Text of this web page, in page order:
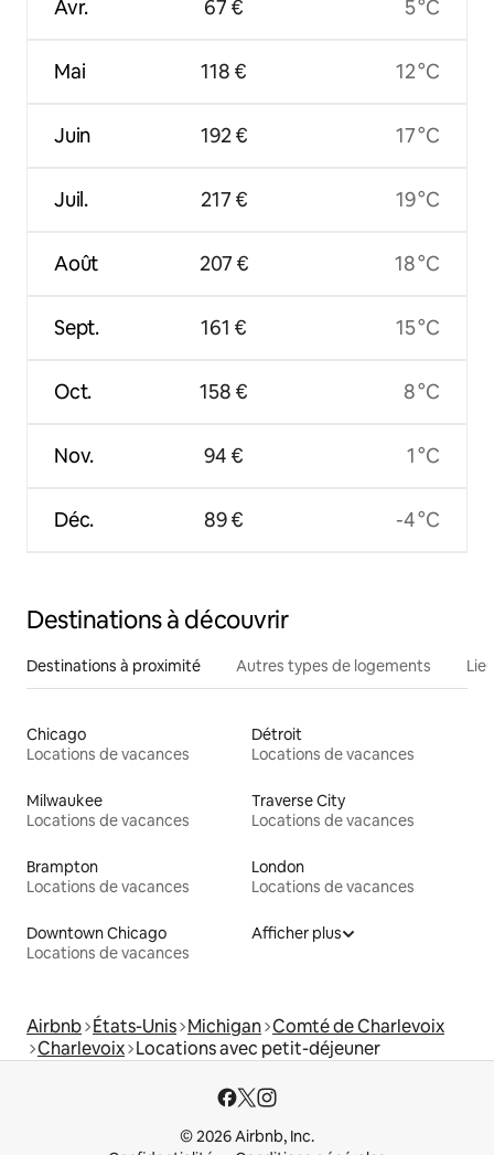
Avr.
Mai
Juin
Juil.
Août
Sept.
Oct.
Nov.
Déc.
67 €
118 €
192 €
217 €
207 €
161 €
158 €
94 €
89 €
5 °C
12 °C
17 °C
19 °C
18 °C
15 °C
8 °C
1 °C
-4 °C
Destinations à découvrir
Destinations à proximité Autres types de logements
Chicago
Locations de vacances
Détroit
Locations de vacances
Milwaukee
Locations de vacances
Traverse City
Locations de vacances
Brampton
Locations de vacances
London
Locations de vacances
Downtown Chicago
Locations de vacances
Afficher plus
Airbnb États-Unis Michigan Comté de Charlevoix
Charlevoix Locations avec petit-déjeuner
© 2026 Airbnb, Inc.